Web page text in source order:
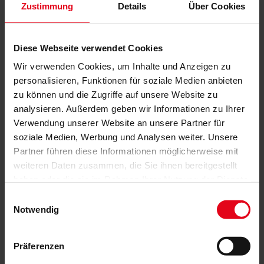
Zustimmung Details Über Cookies
Diese Webseite verwendet Cookies
Wir verwenden Cookies, um Inhalte und Anzeigen zu
personalisieren, Funktionen für soziale Medien anbieten
zu können und die Zugriffe auf unsere Website zu
analysieren. Außerdem geben wir Informationen zu Ihrer
Verwendung unserer Website an unsere Partner für
soziale Medien, Werbung und Analysen weiter. Unsere
Partner führen diese Informationen möglicherweise mit
weiteren Daten zusammen, die Sie ihnen bereitgestellt
Notwendig
Präferenzen
einen Brand oder Stromausfall? Dann sind
gut geplante
Rettungswege entscheidend!
Mit demSecuKitbietet WAREMA als erster Hersteller der
Verschattungslösungen, um die Behänge im Notfall einfach und
in wenigen Sekunden zu öffnen.
Das SecuKit für Raffstorenwird durch einfaches Anheben der
Endschiene nachoben geschoben und rastet auf einer
vordefinierten Höhe ein. Von außen ist diese Lösung für das Auge
unsichtbar und integriert sich optimal in die Architektur.
FürRollläden und Fenster-Markisenwird das SecuKit per
Sie sind auf der Suche nach einer optimalen Lösung im Notfall?